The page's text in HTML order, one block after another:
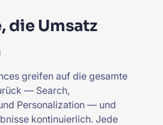
die Umsatz
greifen auf die gesamte
— Search,
Personalization — und
kontinuierlich. Jede